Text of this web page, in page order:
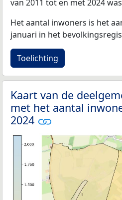
van 2011 tot en met 2024
Het aantal inwoners is het
januari in het
Toelichting
Kaart van de
met het aantal
2024